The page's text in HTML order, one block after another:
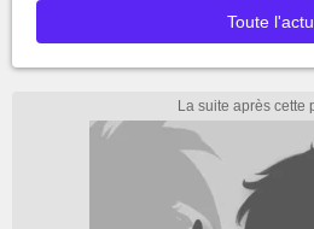
Toute l'actu